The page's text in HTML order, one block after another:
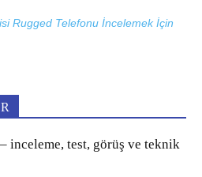
Rugged Telefonu İncelemek İçin
inceleme, test, görüş ve teknik